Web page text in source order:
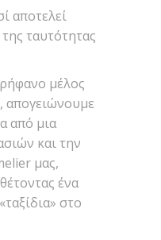
αποτελεί
ταυτότητας
μέλος
απογειώνουμε
από μια
και την
μας,
ένα
στο